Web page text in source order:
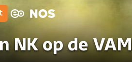
NK op de